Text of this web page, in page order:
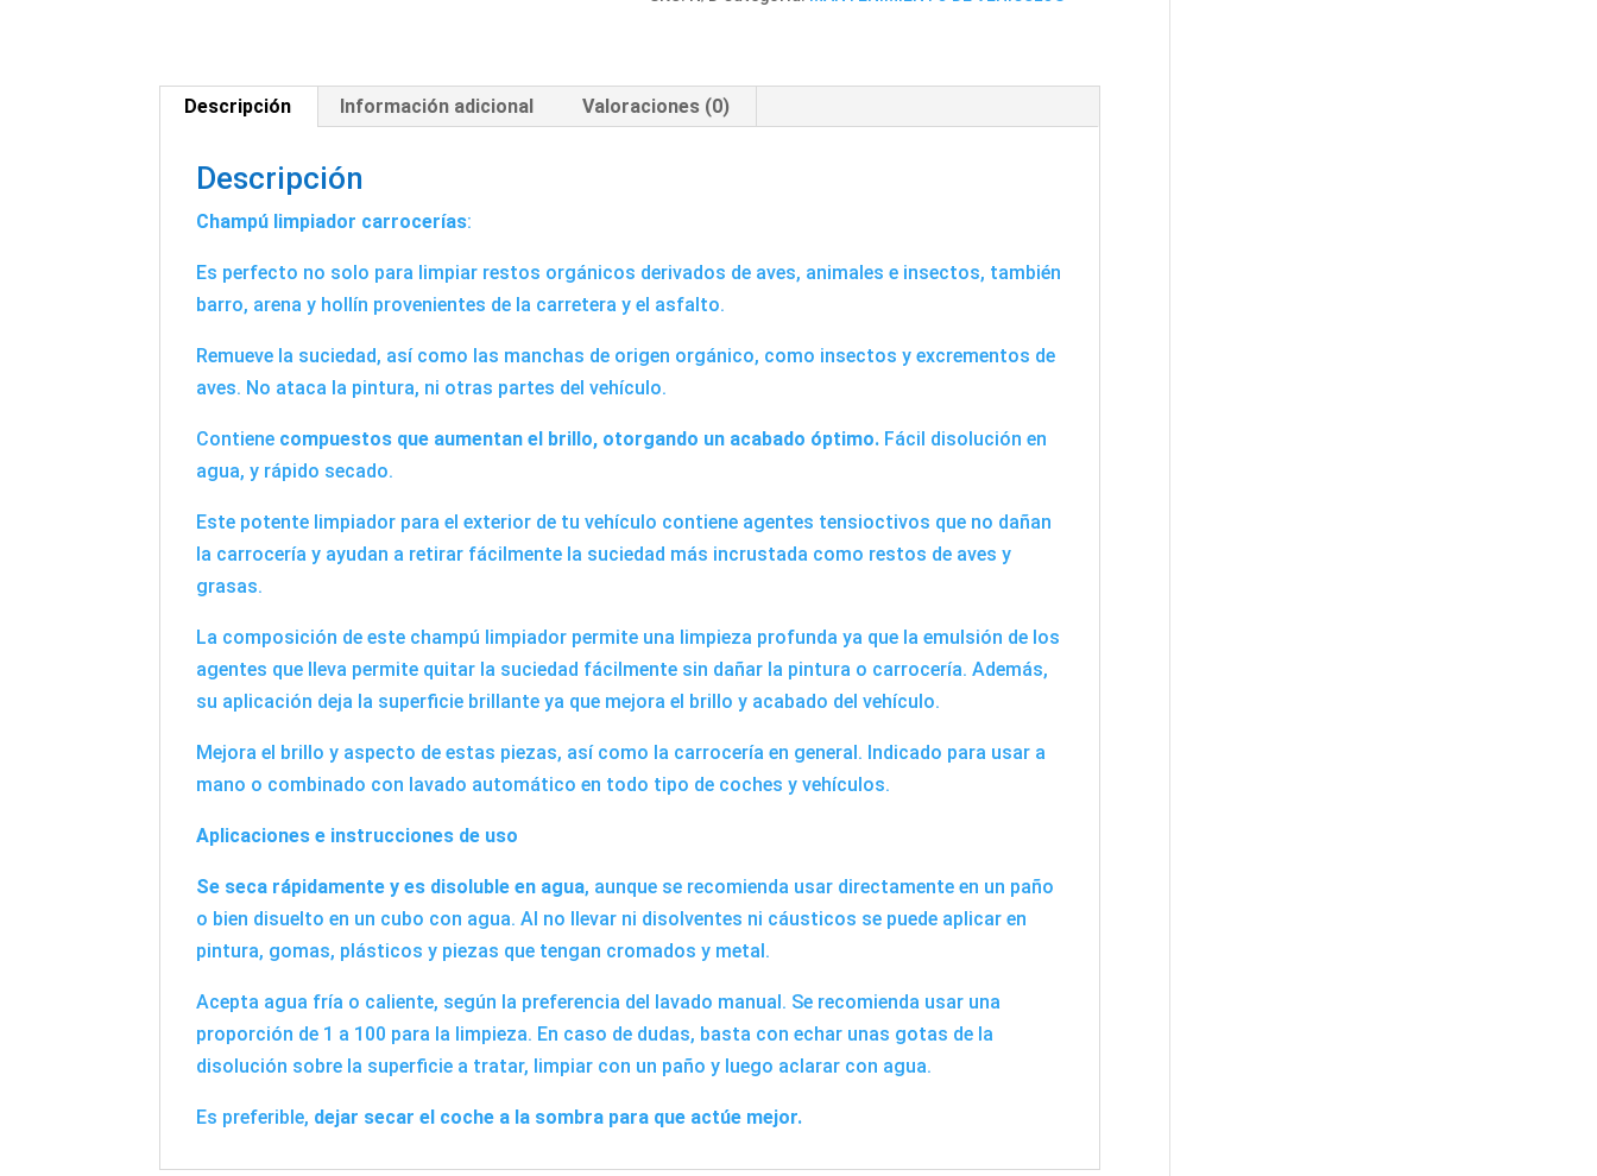
Descripción Información adicional Valoraciones (0)
Descripción
Champú limpiador carrocerías:
Es perfecto no solo para limpiar restos orgánicos derivados de aves, animales e insectos, también
barro, arena y hollín provenientes de la carretera y el asfalto.
Remueve la suciedad, así como las manchas de origen orgánico, como insectos y excrementos de
aves. No ataca la pintura, ni otras partes del vehículo.
Contiene compuestos que aumentan el brillo, otorgando un acabado óptimo. Fácil disolución en
agua, y rápido secado.
Este potente limpiador para el exterior de tu vehículo contiene agentes tensioctivos que no dañan
la carrocería y ayudan a retirar fácilmente la suciedad más incrustada como restos de aves y
grasas.
La composición de este champú limpiador permite una limpieza profunda ya que la emulsión de los
agentes que lleva permite quitar la suciedad fácilmente sin dañar la pintura o carrocería. Además,
su aplicación deja la superficie brillante ya que mejora el brillo y acabado del vehículo.
Mejora el brillo y aspecto de estas piezas, así como la carrocería en general. Indicado para usar a
mano o combinado con lavado automático en todo tipo de coches y vehículos.
Aplicaciones e instrucciones de uso
Se seca rápidamente y es disoluble en agua, aunque se recomienda usar directamente en un paño
o bien disuelto en un cubo con agua. Al no llevar ni disolventes ni cáusticos se puede aplicar en
pintura, gomas, plásticos y piezas que tengan cromados y metal.
Acepta agua fría o caliente, según la preferencia del lavado manual. Se recomienda usar una
proporción de 1 a 100 para la limpieza. En caso de dudas, basta con echar unas gotas de la
disolución sobre la superficie a tratar, limpiar con un paño y luego aclarar con agua.
Es preferible, dejar secar el coche a la sombra para que actúe mejor.